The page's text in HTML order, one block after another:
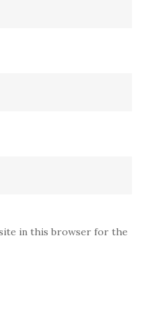
in this browser for the